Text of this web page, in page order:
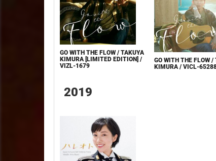
GO WITH THE FLOW / TAKUYA
KIMURA [LIMITED EDITION] /
VIZL-1679
GO WITH THE FLOW /
KIMURA / VICL-
2019